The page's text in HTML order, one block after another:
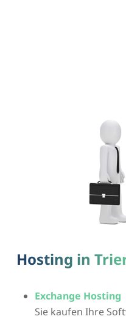
Hosting in
Exchange Hosting
Sie kaufen Ihre